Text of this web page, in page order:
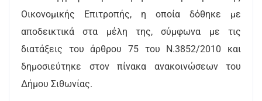
Οικονομικής Επιτροπής, η οποία δόθηκε με
αποδεικτικά στα μέλη της, σύμφωνα με τις
διατάξεις του άρθρου 75 του Ν.3852/2010 και
δημοσιεύτηκε στον πίνακα ανακοινώσεων του
Δήμου Σιθωνίας.